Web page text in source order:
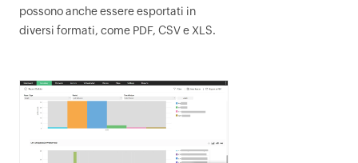
possono anche essere esportati in
diversi formati, come PDF, CSV e XLS.